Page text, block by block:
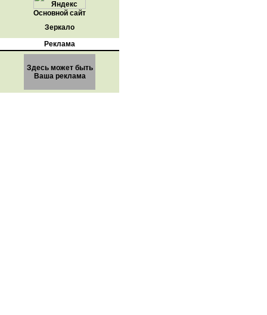
Основной сайт
Зеркало
Реклама
Здесь может быть
Ваша реклама